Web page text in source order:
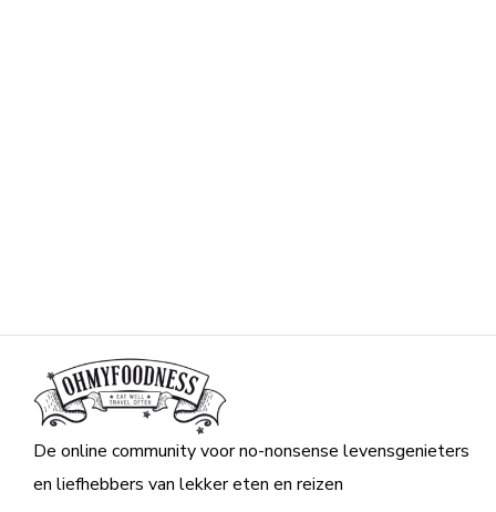
De online community voor no-nonsense levensgenieters
en liefhebbers van lekker eten en reizen